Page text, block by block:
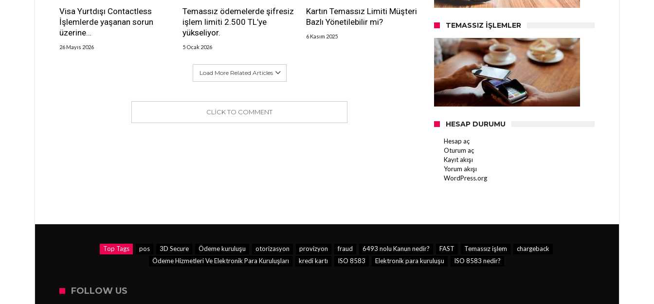
Visa Yurtdışı Contactless
İşlemlerde yaşanan sorun
üzerine…
26 Mayıs 2026
Temassız ödemelerde şifresiz
işlem limiti 2.500 TL’ye
yükseliyor.
5 Ocak 2026
Kartın Temassız Limiti Müşteri
Bazlı Yönetilebilir mi?
6 Kasım 2025
Load More Related Articles
CLICK TO COMMENT
TEMASSIZ İŞLEMLER
HESAP DURUMU
Hesap aç
Oturum aç
Kayıt akışı
Yorum akışı
WordPress.org
Top Tags pos 3D Secure Ödeme kuruluşu otorizasyon provizyon fraud 6493 nolu Kanun nedir? FAST Temassız işlem
chargeback
Ödeme Hizmetleri Ve Elektronik Para Kuruluşları
kredi kartı ISO 8583 Elektronik para kuruluşu ISO 8583 nedir?
FOLLOW US